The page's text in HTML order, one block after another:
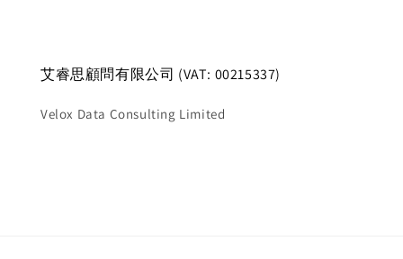
艾睿思顧問有限公司 (VAT: 00215337)
Velox Data Consulting Limited